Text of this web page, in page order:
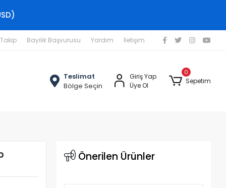
Bayilik Başvurusu Yardım İletişim
Teslimat
Bölge Seçin
Giriş Yap
Üye Ol
0
Sepetim
Önerilen Ürünler